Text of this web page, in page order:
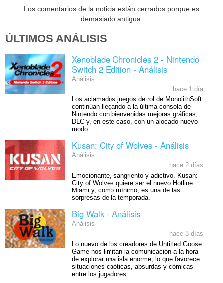
Los comentarios de la noticia están cerrados porque es
demasiado antigua.
ÚLTIMOS ANÁLISIS
Xenoblade Chronicles 2 - Nintendo
Switch 2 Edition - Análisis
Análisis
hace 1 día
Los aclamados juegos de rol de MonolithSoft
continúan llegando a la última consola de
Nintendo con bienvenidas mejoras gráficas,
DLC y, en este caso, con un alocado nuevo
modo.
Kusan: City of Wolves - Análisis
Análisis
hace 2 días
Emocionante, sangriento y adictivo. Kusan:
City of Wolves quiere ser el nuevo Hotline
Miami y, como mínimo, es una de las
sorpresas de la temporada.
Big Walk - Análisis
Análisis
hace 3 días
Lo nuevo de los creadores de Untitled Goose
Game nos limitan la comunicación a la hora
de explorar una isla enorme, lo que favorece
situaciones caóticas, absurdas y cómicas
entre los jugadores.